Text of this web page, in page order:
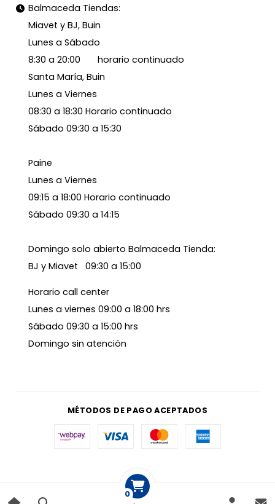
0
Balmaceda Tiendas:
Miavet y BJ, Buin
Lunes a Sábado
8:30 a 20:00 horario continuado
Santa María, Buin
Lunes a Viernes
08:30 a 18:30 Horario continuado
Sábado 09:30 a 15:30
Paine
Lunes a Viernes
09:15 a 18:00 Horario continuado
Sábado 09:30 a 14:15
Domingo solo abierto Balmaceda Tienda:
BJ y Miavet 09:30 a 15:00
Horario call center
Lunes a viernes 09:00 a 18:00 hrs
Sábado 09:30 a 15:00 hrs
Domingo sin atención
MÉTODOS DE PAGO ACEPTADOS